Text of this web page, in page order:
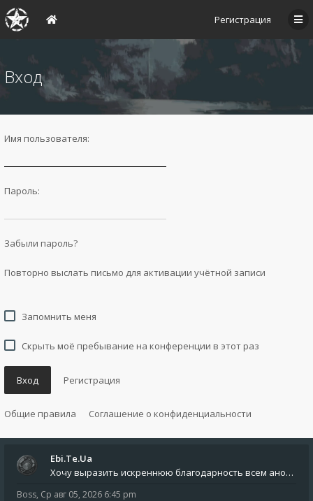
Регистрация
Вход
Имя пользователя:
Пароль:
Забыли пароль?
Повторно выслать письмо для активации учётной записи
Запомнить меня
Скрыть моё пребывание на конференции в этот раз
Вход Регистрация
Общие правила Соглашение о конфиденциальности
Ebi.Te.Ua
Хочу выразить искреннюю благодарность всем анонимным пользователям, которые поддержали наше сообщество финансово. Благод
Boss, Ср авг 05, 2026 6:45 pm